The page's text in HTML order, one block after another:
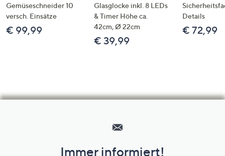
Gemüseschneider 10
versch. Einsätze
€ 99,99
Glasglocke inkl. 8 LEDs
& Timer Höhe ca.
42cm, Ø 22cm
€ 39,99
Details
€ 72,99
Immer informiert!